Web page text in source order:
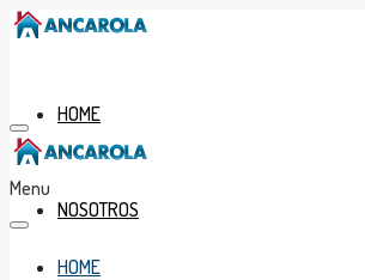
HOME
NOSOTROS
Menu
HOME